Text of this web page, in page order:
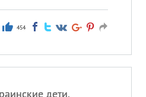
454
дети,